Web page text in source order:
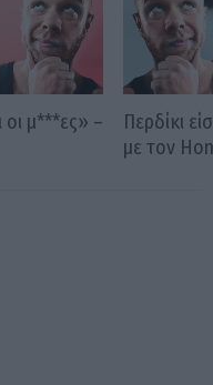
οι μ***ες» –
Περδίκι
με τον